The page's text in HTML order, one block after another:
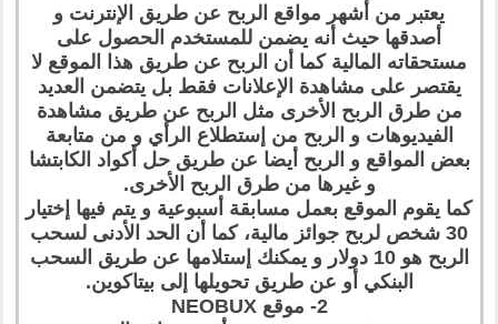
يعتبر من أشهر مواقع الربح عن طريق الإنترنت و
أصدقها حيث أنه يضمن للمستخدم الحصول على
مستحقاته المالية كما أن الربح عن طريق هذا الموقع لا
يقتصر على مشاهدة الإعلانات فقط بل يتضمن العديد
من طرق الربح الأخرى مثل الربح عن طريق مشاهدة
الفيديوهات و الربح من إستطلاع الرأي و من متابعة
بعض المواقع و الربح أيضا عن طريق حل أكواد الكابتشا
و غيرها من طرق الربح الأخرى.
كما يقوم الموقع بعمل مسابقة أسبوعية و يتم فيها إختيار
30 شخص لربح جوائز مالية، كما أن الحد الأدنى لسحب
الربح هو 10 دولار و يمكنك إستلامها عن طريق السحب
البنكي أو عن طريق تحويلها إلى بيتاكوين.
2- موقع NEOBUX